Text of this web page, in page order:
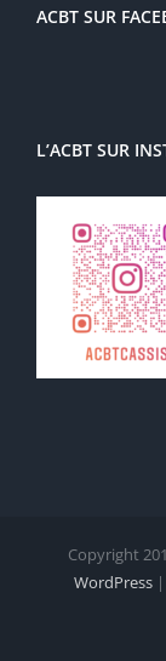
ACBT SUR
L’ACBT SUR
Copyright
WordPress |